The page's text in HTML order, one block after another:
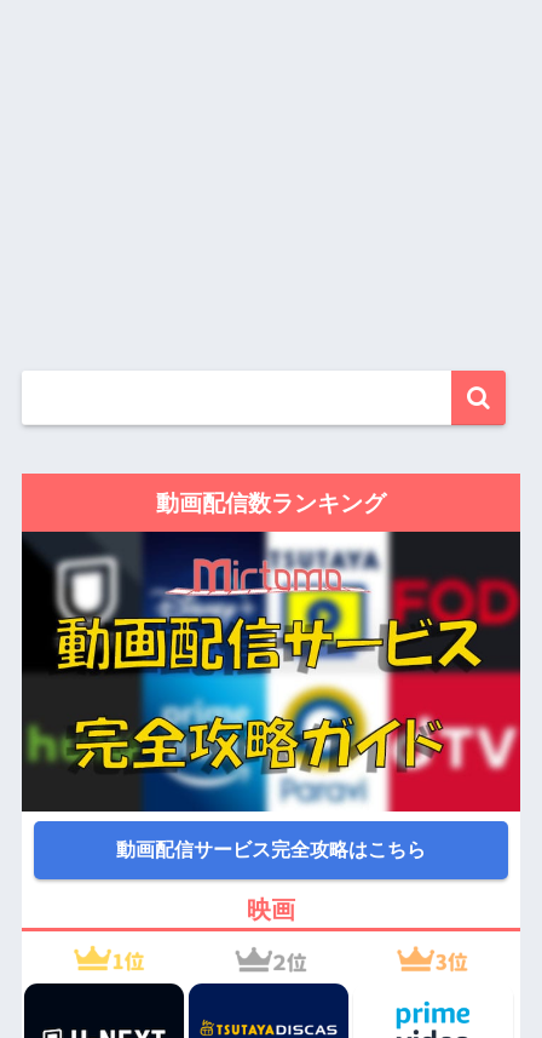
動画配信数ランキング
動画配信サービス完全攻略はこちら
映画